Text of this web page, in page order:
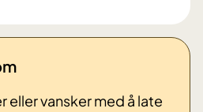
eller vansker med å late